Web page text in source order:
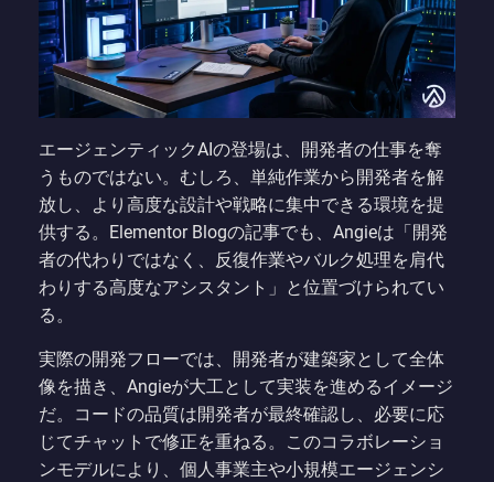
エージェンティックAIの登場は、開発者の仕事を奪
うものではない。むしろ、単純作業から開発者を解
放し、より高度な設計や戦略に集中できる環境を提
供する。Elementor Blogの記事でも、Angieは「開発
者の代わりではなく、反復作業やバルク処理を肩代
わりする高度なアシスタント」と位置づけられてい
る。
実際の開発フローでは、開発者が建築家として全体
像を描き、Angieが大工として実装を進めるイメージ
だ。コードの品質は開発者が最終確認し、必要に応
じてチャットで修正を重ねる。このコラボレーショ
ンモデルにより、個人事業主や小規模エージェンシ